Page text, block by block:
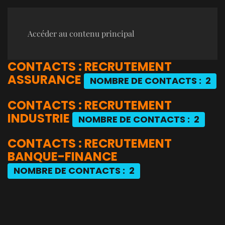
Accéder au contenu principal
CONTACTS : RECRUTEMENT
ASSURANCE NOMBRE DE CONTACTS : 2
CONTACTS : RECRUTEMENT
INDUSTRIE NOMBRE DE CONTACTS : 2
CONTACTS : RECRUTEMENT
BANQUE-FINANCE
NOMBRE DE CONTACTS : 2